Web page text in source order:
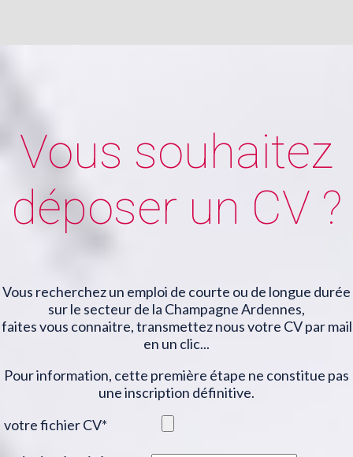
Vous souhaitez
déposer un CV ?
Vous recherchez un emploi de courte ou de longue durée
sur le secteur de la Champagne Ardennes,
faites vous connaitre, transmettez nous votre CV par mail
en un clic...
Pour information, cette première étape ne constitue pas
une inscription définitive.
votre fichier CV*